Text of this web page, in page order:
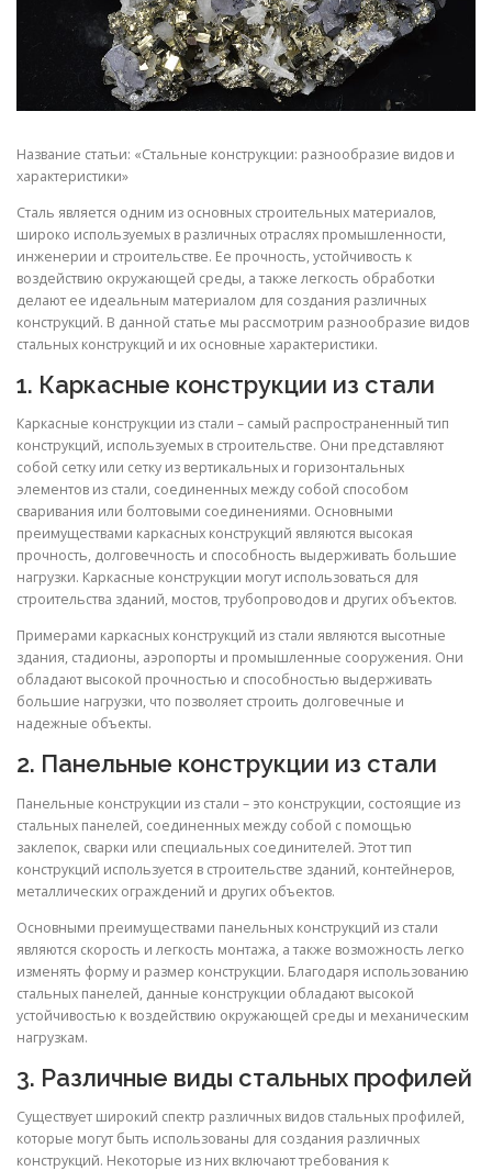
Название статьи: «Стальные конструкции: разнообразие видов и
характеристики»
Сталь является одним из основных строительных материалов,
широко используемых в различных отраслях промышленности,
инженерии и строительстве. Ее прочность, устойчивость к
воздействию окружающей среды, а также легкость обработки
делают ее идеальным материалом для создания различных
конструкций. В данной статье мы рассмотрим разнообразие видов
стальных конструкций и их основные характеристики.
1. Каркасные конструкции из стали
Каркасные конструкции из стали – самый распространенный тип
конструкций, используемых в строительстве. Они представляют
собой сетку или сетку из вертикальных и горизонтальных
элементов из стали, соединенных между собой способом
сваривания или болтовыми соединениями. Основными
преимуществами каркасных конструкций являются высокая
прочность, долговечность и способность выдерживать большие
нагрузки. Каркасные конструкции могут использоваться для
строительства зданий, мостов, трубопроводов и других объектов.
Примерами каркасных конструкций из стали являются высотные
здания, стадионы, аэропорты и промышленные сооружения. Они
обладают высокой прочностью и способностью выдерживать
большие нагрузки, что позволяет строить долговечные и
надежные объекты.
2. Панельные конструкции из стали
Панельные конструкции из стали – это конструкции, состоящие из
стальных панелей, соединенных между собой с помощью
заклепок, сварки или специальных соединителей. Этот тип
конструкций используется в строительстве зданий, контейнеров,
металлических ограждений и других объектов.
Основными преимуществами панельных конструкций из стали
являются скорость и легкость монтажа, а также возможность легко
изменять форму и размер конструкции. Благодаря использованию
стальных панелей, данные конструкции обладают высокой
устойчивостью к воздействию окружающей среды и механическим
нагрузкам.
3. Различные виды стальных профилей
Существует широкий спектр различных видов стальных профилей,
которые могут быть использованы для создания различных
конструкций. Некоторые из них включают требования к